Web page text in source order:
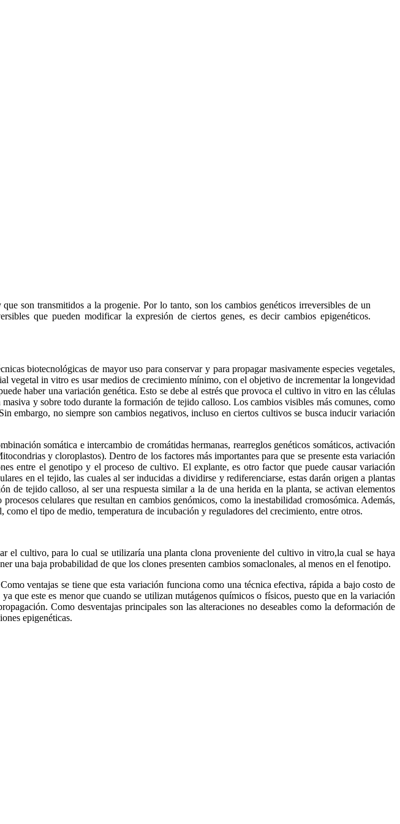
son transmitidos a la progenie. Por lo tanto, son los cambios genéticos irreversibles de un
que pueden modificar la expresión de ciertos genes, es decir cambios epigenéticos.
biotecnológicas de mayor uso para conservar y para propagar masivamente especies vegetales,
vegetal in vitro es usar medios de crecimiento mínimo, con el objetivo de incrementar la longevidad
haber una variación genética. Esto se debe al estrés que provoca el cultivo in vitro en las células
y sobre todo durante la formación de tejido calloso. Los cambios visibles más comunes, como
embargo, no siempre son cambios negativos, incluso en ciertos cultivos se busca inducir variación
somática e intercambio de cromátidas hermanas, rearreglos genéticos somáticos, activación
y cloroplastos). Dentro de los factores más importantes para que se presente esta variación
entre el genotipo y el proceso de cultivo. El explante, es otro factor que puede causar variación
en el tejido, las cuales al ser inducidas a dividirse y rediferenciarse, estas darán origen a plantas
de tejido calloso, al ser una respuesta similar a la de una herida en la planta, se activan elementos
celulares que resultan en cambios genómicos, como la inestabilidad cromosómica. Además,
el tipo de medio, temperatura de incubación y reguladores del crecimiento, entre otros.
el cultivo, para lo cual se utilizaría una planta clona proveniente del cultivo in vitro,la cual se haya
una baja probabilidad de que los clones presenten cambios somaclonales, al menos en el fenotipo.
ventajas se tiene que esta variación funciona como una técnica efectiva, rápida a bajo costo de
que este es menor que cuando se utilizan mutágenos químicos o físicos, puesto que en la variación
Como desventajas principales son las alteraciones no deseables como la deformación de
epigenéticas.